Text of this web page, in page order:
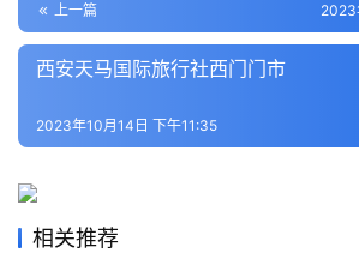
家
本
生
旅
上一篇 2023
西安天马国际旅行社西门门市
2023年10月14日 下午11:35
相关推荐